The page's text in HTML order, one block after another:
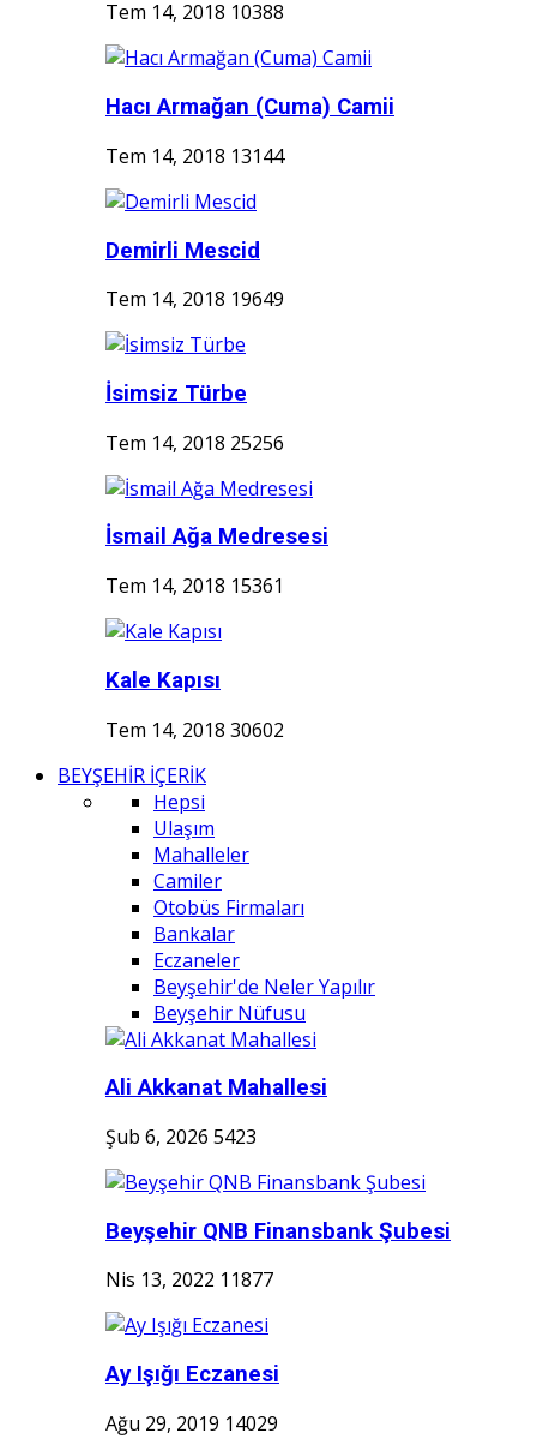
Tem 14, 2018 10388
Hacı Armağan (Cuma) Camii
Tem 14, 2018 13144
Demirli Mescid
Tem 14, 2018 19649
İsimsiz Türbe
Tem 14, 2018 25256
İsmail Ağa Medresesi
Tem 14, 2018 15361
Kale Kapısı
Tem 14, 2018 30602
BEYŞEHİR İÇERİK
Hepsi
Ulaşım
Mahalleler
Camiler
Otobüs Firmaları
Bankalar
Eczaneler
Beyşehir'de Neler Yapılır
Beyşehir Nüfusu
Ali Akkanat Mahallesi
Şub 6, 2026 5423
Beyşehir QNB Finansbank Şubesi
Nis 13, 2022 11877
Ay Işığı Eczanesi
Ağu 29, 2019 14029